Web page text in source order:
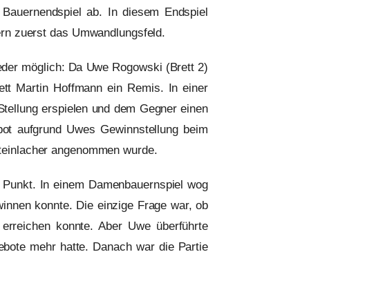
ab. In diesem Endspiel
zuerst das Umwandlungsfeld.
möglich: Da Uwe Rogowski (Brett 2)
Martin Hoffmann ein Remis. In einer
erspielen und dem Gegner einen
aufgrund Uwes Gewinnstellung beim
angenommen wurde.
In einem Damenbauernspiel wog
konnte. Die einzige Frage war, ob
konnte. Aber Uwe überführte
mehr hatte. Danach war die Partie